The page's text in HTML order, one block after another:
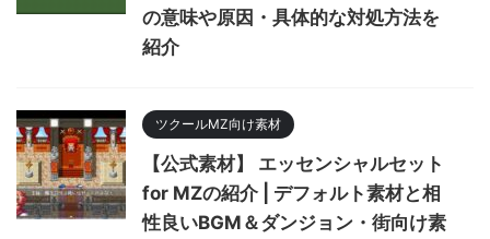
の意味や原因・具体的な対処方法を
紹介
ツクールMZ向け素材
【公式素材】 エッセンシャルセット
for MZの紹介 | デフォルト素材と相
性良いBGM＆ダンジョン・街向け素